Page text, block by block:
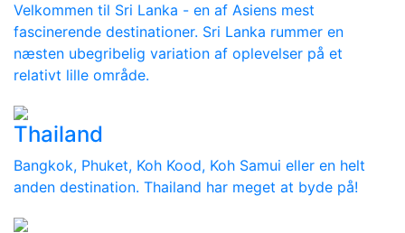
Velkommen til Sri Lanka - en af Asiens mest
fascinerende destinationer. Sri Lanka rummer en
næsten ubegribelig variation af oplevelser på et
relativt lille område.
Thailand
Bangkok, Phuket, Koh Kood, Koh Samui eller en helt
anden destination. Thailand har meget at byde på!